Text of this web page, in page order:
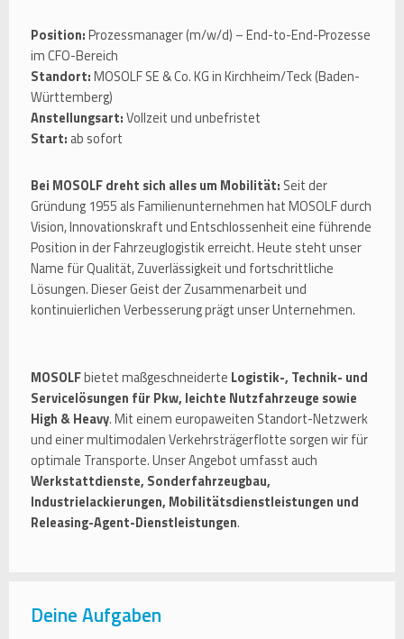
Position:Prozessmanager (m/w/d) – End-to-End-Prozesse
im CFO-Bereich
Standort:MOSOLF SE & Co. KG in Kirchheim/Teck (Baden-
Württemberg)
Anstellungsart:Vollzeit und unbefristet
Start: ab sofort
Bei MOSOLF dreht sich alles um Mobilität: Seit der
Gründung 1955 als Familienunternehmen hat MOSOLF durch
Vision, Innovationskraft und Entschlossenheit eine führende
Position in der Fahrzeuglogistik erreicht. Heute steht unser
Name für Qualität, Zuverlässigkeit und fortschrittliche
Lösungen. Dieser Geist der Zusammenarbeit und
kontinuierlichen Verbesserung prägt unser Unternehmen.
MOSOLFbietet maßgeschneiderte Logistik-, Technik- und
Servicelösungen für Pkw, leichte Nutzfahrzeuge sowie
High & Heavy. Mit einem europaweiten Standort-Netzwerk
und einer multimodalen Verkehrsträgerflotte sorgen wir für
optimale Transporte. Unser Angebot umfasst auch
Werkstattdienste, Sonderfahrzeugbau,
Industrielackierungen, Mobilitätsdienstleistungen und
Releasing-Agent-Dienstleistungen.
Deine Aufgaben